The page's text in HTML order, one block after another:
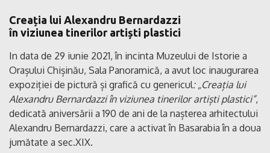
Creația lui Alexandru Bernardazzi
în viziunea tinerilor artiști plastici
In data de 29 iunie 2021, în incinta Muzeului de Istorie a
Orașului Chișinău, Sala Panoramică, a avut loc inaugurarea
expoziției de pictură și grafică cu genericul: „Creația lui
Alexandru Bernardazzi în viziunea tinerilor artiști plastici”,
dedicată aniversării a 190 de ani de la nașterea arhitectului
Alexandru Bernardazzi, care a activat în Basarabia în a doua
jumătate a sec.XIX.